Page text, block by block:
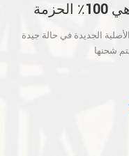
جميع المنتجات التي نبيعها هي 100٪ الحزمة
وسوف إكسامد
نبيعها هي 100٪ الحزمة الأصلية الجديدة في حالة جيدة